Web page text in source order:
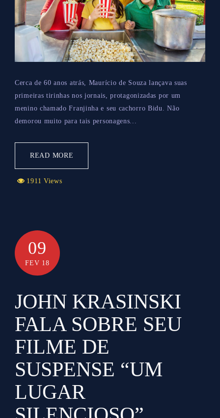
Cerca de 60 anos atrás, Maurício de Souza lançava suas
primeiras tirinhas nos jornais, protagonizadas por um
menino chamado Franjinha e seu cachorro Bidu. Não
demorou muito para tais personagens...
READ MORE
1911 Views
09
FEV 18
JOHN KRASINSKI
FALA SOBRE SEU
FILME DE
SUSPENSE “UM
LUGAR